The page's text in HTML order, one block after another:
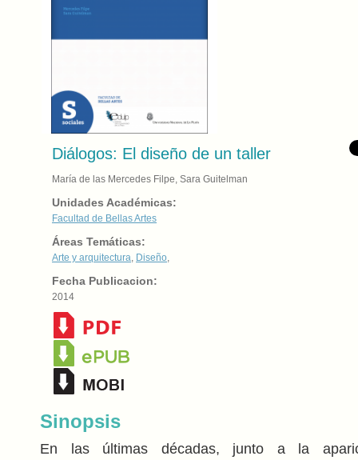
Diálogos: El diseño de un taller
María de las Mercedes Filpe, Sara Guitelman
Unidades Académicas:
Facultad de Bellas Artes
Áreas Temáticas:
Arte y arquitectura Diseño
Fecha Publicacion:
2014
Sinopsis
En las últimas décadas, junto a la